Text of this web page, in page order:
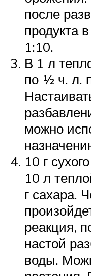
после
продукта
1:10.
В 1 л
по ½ ч. л.
можно
10 г
10 л
г сахара.
реакция,
настой
воды.